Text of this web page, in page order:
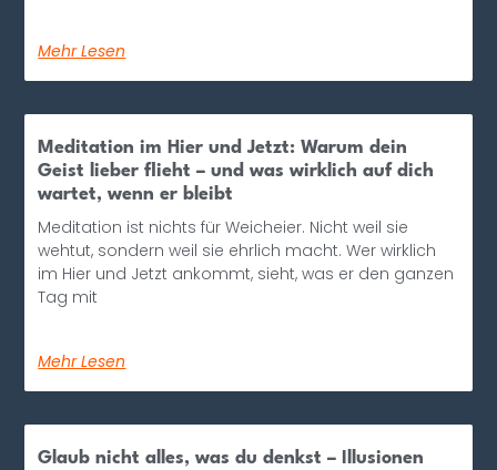
Mehr Lesen
Meditation im Hier und Jetzt: Warum dein
Geist lieber flieht – und was wirklich auf dich
wartet, wenn er bleibt
Meditation ist nichts für Weicheier. Nicht weil sie
wehtut, sondern weil sie ehrlich macht. Wer wirklich
im Hier und Jetzt ankommt, sieht, was er den ganzen
Tag mit
Mehr Lesen
Glaub nicht alles, was du denkst – Illusionen